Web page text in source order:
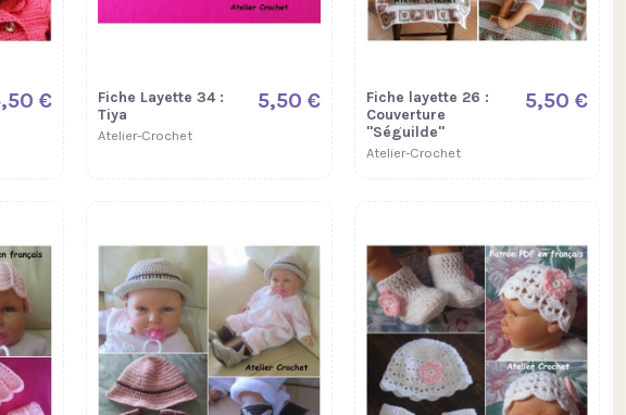
€
Fiche Layette 34 :
Tiya
Atelier-Crochet
5,50 €
Fiche layette 26 :
Couverture
"Séguilde"
Atelier-Crochet
5,50 €